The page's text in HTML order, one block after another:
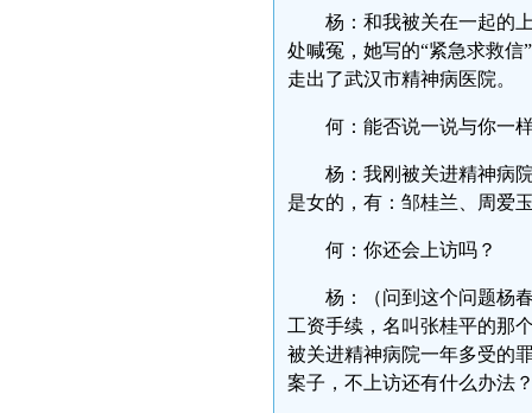
杨：和我被关在一起的
处喊冤，她写的“紧急求救
走出了武汉市精神病医院。
何：能否说一说与你一
杨：我刚被关进精神病
是女的，有：邹桂兰、周爱
何：你还会上访吗？
杨：（问到这个问题杨
工资手续，名叫张桂平的那
被关进精神病院一年多受的
案子，不上访还有什么办法